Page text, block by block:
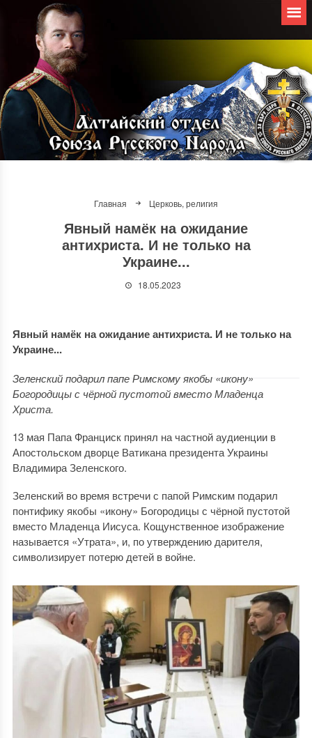
Главная Церковь, религия
Явный намёк на ожидание
антихриста. И не только на
Украине...
18.05.2023
Явный намёк на ожидание антихриста. И не только на
Украине...
Зеленский подарил папе Римскому якобы «икону»
Богородицы с чёрной пустотой вместо Младенца
Христа.
13 мая Папа Франциск принял на частной аудиенции в
Апостольском дворце Ватикана президента Украины
Владимира Зеленского.
Зеленский во время встречи с папой Римским подарил
понтифику якобы «икону» Богородицы с чёрной пустотой
вместо Младенца Иисуса. Кощунственное изображение
называется «Утрата», и, по утверждению дарителя,
символизирует потерю детей в войне.